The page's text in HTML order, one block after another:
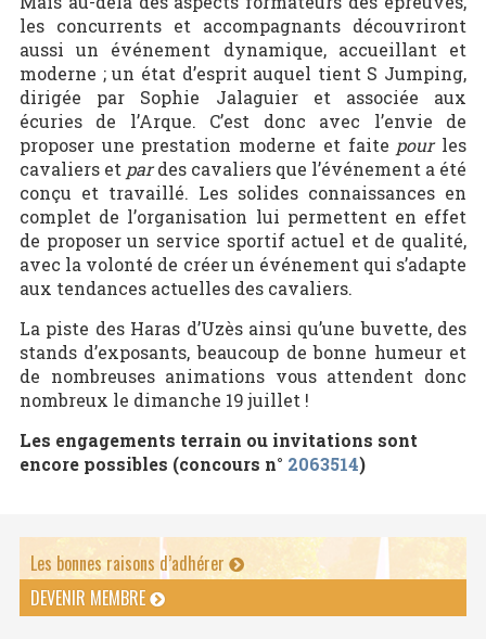
les concurrents et accompagnants découvriront
aussi un événement dynamique, accueillant et
moderne ; un état d’esprit auquel tient S Jumping,
dirigée par Sophie Jalaguier et associée aux
écuries de l’Arque. C’est donc avec l’envie de
proposer une prestation moderne et faite pourles
cavaliers et pardes cavaliers que l’événement a été
conçu et travaillé. Les solides connaissances en
complet de l’organisation lui permettent en effet
de proposer un service sportif actuel et de qualité,
avec la volonté de créer un événement qui s’adapte
aux tendances actuelles des cavaliers.
La piste des Haras d’Uzès ainsi qu’une buvette, des
stands d’exposants, beaucoup de bonne humeur et
de nombreuses animations vous attendent donc
nombreux le dimanche 19 juillet !
Les engagements terrain ou invitations sont
encore possibles (concours n° 2063514)
Les bonnes raisons d’adhérer
DEVENIR MEMBRE